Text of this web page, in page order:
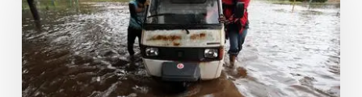
las
catástrofes
naturales.